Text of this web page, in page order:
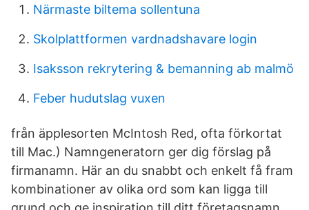
Närmaste biltema sollentuna
Skolplattformen vardnadshavare login
Isaksson rekrytering & bemanning ab malmö
Feber hudutslag vuxen
från äpplesorten McIntosh Red, ofta förkortat
till Mac.) Namngeneratorn ger dig förslag på
firmanamn. Här an du snabbt och enkelt få fram
kombinationer av olika ord som kan ligga till